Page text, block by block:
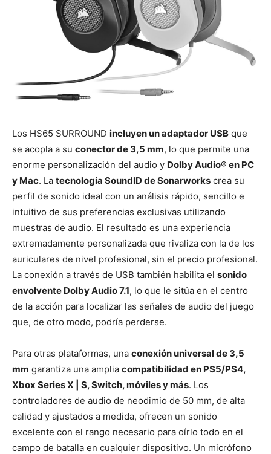
Los HS65 SURROUND incluyen un adaptador USB que
se acopla a su conector de 3,5 mm, lo que permite una
enorme personalización del audio y Dolby Audio® en PC
y Mac. La tecnología SoundID de Sonarworks crea su
perfil de sonido ideal con un análisis rápido, sencillo e
intuitivo de sus preferencias exclusivas utilizando
muestras de audio. El resultado es una experiencia
extremadamente personalizada que rivaliza con la de los
auriculares de nivel profesional, sin el precio profesional.
La conexión a través de USB también habilita el sonido
envolvente Dolby Audio 7.1, lo que le sitúa en el centro
de la acción para localizar las señales de audio del juego
que, de otro modo, podría perderse.
Para otras plataformas, una conexión universal de 3,5
mm garantiza una amplia compatibilidad en PS5/PS4,
Xbox Series X | S, Switch, móviles y más. Los
controladores de audio de neodimio de 50 mm, de alta
calidad y ajustados a medida, ofrecen un sonido
excelente con el rango necesario para oírlo todo en el
campo de batalla en cualquier dispositivo. Un micrófono